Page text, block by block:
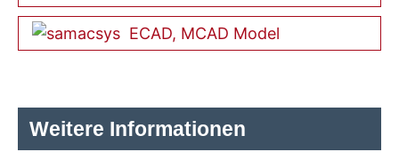
ECAD, MCAD Model
Weitere Informationen